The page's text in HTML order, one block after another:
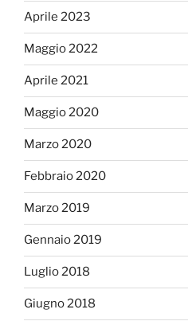
Aprile 2023
Maggio 2022
Aprile 2021
Maggio 2020
Marzo 2020
Febbraio 2020
Marzo 2019
Gennaio 2019
Luglio 2018
Giugno 2018